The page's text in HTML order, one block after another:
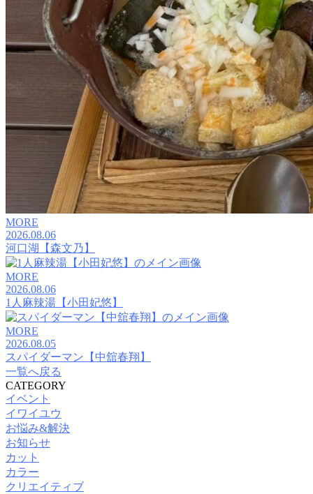
MORE
2026.08.06
河口湖【森文乃】
MORE
2026.08.06
1人麻辣湯【小田妃悠】
MORE
2026.08.05
スパイダーマン【中舘春翔】
一覧へ戻る
CATEGORY
イベント
イワイユウ
お悩み&解決
お知らせ
カット
カラー
クリエイティブ